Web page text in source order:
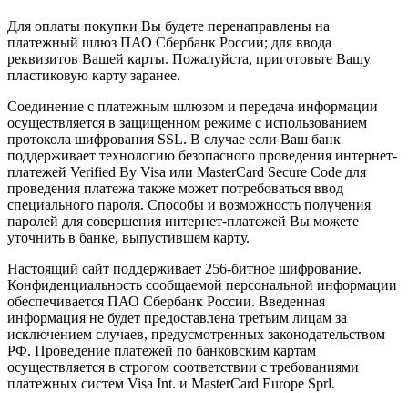
Для оплаты покупки Вы будете перенаправлены на
платежный шлюз ПАО Сбербанк России; для ввода
реквизитов Вашей карты. Пожалуйста, приготовьте Вашу
пластиковую карту заранее.
Соединение с платежным шлюзом и передача информации
осуществляется в защищенном режиме с использованием
протокола шифрования SSL. В случае если Ваш банк
поддерживает технологию безопасного проведения интернет-
платежей Verified By Visa или MasterCard Secure Code для
проведения платежа также может потребоваться ввод
специального пароля. Способы и возможность получения
паролей для совершения интернет-платежей Вы можете
уточнить в банке, выпустившем карту.
Настоящий сайт поддерживает 256-битное шифрование.
Конфиденциальность сообщаемой персональной информации
обеспечивается ПАО Сбербанк России. Введенная
информация не будет предоставлена третьим лицам за
исключением случаев, предусмотренных законодательством
РФ. Проведение платежей по банковским картам
осуществляется в строгом соответствии с требованиями
платежных систем Visa Int. и MasterCard Europe Sprl.